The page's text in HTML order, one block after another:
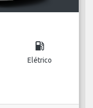
local_gas_station
Elétrico